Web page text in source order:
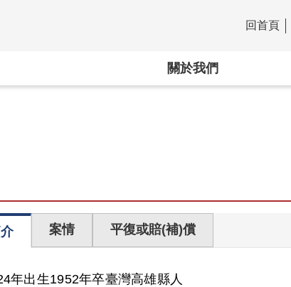
:::
回首頁
關於我們
案情 平復或賠(補)償
年出生1952年卒臺灣高雄縣人